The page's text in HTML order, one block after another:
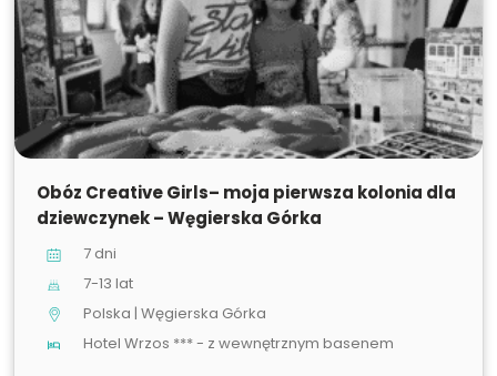
SPRZEDANE
Obóz Creative Girls– moja pierwsza kolonia dla
dziewczynek – Węgierska Górka
7 dni
7-13 lat
Polska | Węgierska Górka
Hotel Wrzos *** - z wewnętrznym basenem